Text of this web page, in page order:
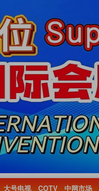
大号电视 COTV 中网市场